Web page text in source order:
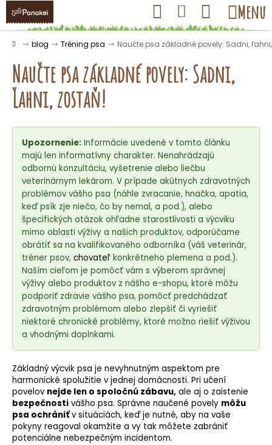
Prejsť
obsah
Hľadať Prihlásenie
Nákupný
košík
Menu
Domov
blog Tréning psa Naučte psa základné povely: Sadni,
Naučte psa základné povely: Sadni,
ľahni, zostaň!
Upozornenie: Informácie uvedené v tomto článku
majú len informatívny charakter. Nenahrádzajú
odbornú konzultáciu, vyšetrenie alebo liečbu
veterinárnym lekárom. V prípade akútnych zdravotných
problémov vášho psa (náhle zvracanie, hnačka, apatia,
keď psík zje niečo, čo by nemal, a pod.), alebo
špecifických otázok ohľadne starostlivosti a výcviku
mimo oblasti výživy a našich produktov, odporúčame
obrátiť sa na kvalifikovaného odborníka (váš veterinár,
tréner psov, chovateľ konkrétneho plemena a pod.).
Naším cieľom je pomôcť vám s výberom správnej
výživy alebo produktov z nášho e-shopu, ktoré môžu
podporiť zdravie vášho psa, pomôcť predchádzať
zdravotným problémom alebo zlepšiť či vyriešiť
niektoré chronické problémy, ktoré možno riešiť výživou
a vhodnými doplnkami.
Základný výcvik psa je nevyhnutným aspektom pre
harmonické spolužitie v jednej domácnosti. Pri učení
povelov nejde len o spoločnú zábavu, ale aj o zaistenie
bezpečnosti vášho psa. Správne naučené povely môžu
psa ochrániťv situáciách, keď je nutné, aby na vaše
pokyny reagoval okamžite a vy tak môžete zabrániť
potenciálne nebezpečným incidentom.
K
o Späť
Späť
o
á
j
s
ť
?